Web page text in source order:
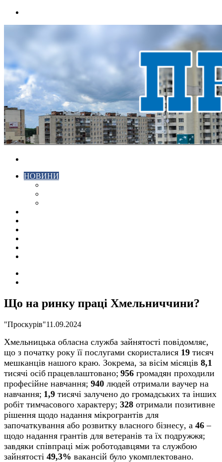
НОВИНИ
Що на ринку праці Хмельниччини?
"Проскурів"11.09.2024
Хмельницька обласна служба зайнятості повідомляє,
що з початку року її послугами скористалися 19 тисяч
мешканців нашого краю. Зокрема, за вісім місяців 8,1
тисячі осіб працевлаштовано; 956 громадян проходили
професійне навчання; 940 людей отримали ваучер на
навчання; 1,9 тисячі залучено до громадських та інших
робіт тимчасового характеру; 328 отримали позитивне
рішення щодо надання мікрогрантів для
започаткування або розвитку власного бізнесу, а 46 –
щодо надання грантів для ветеранів та їх подружжя;
завдяки співпраці між роботодавцями та службою
зайнятості 49,3% вакансій було укомплектовано.